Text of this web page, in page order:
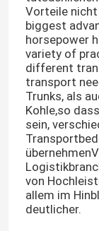
Vorteile
biggest
horsepower
variety of
different
transport
Trunks, als
Kohle,so
sein,
von
allem im
deutlicher.